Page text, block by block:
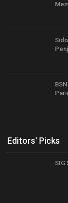
Editors' Picks
SIG